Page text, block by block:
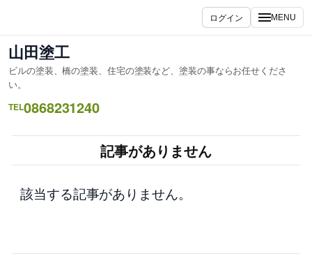
ス
キ
ッ
プ
ログイン MENU
山田塗工
ビルの塗装、橋の塗装、住宅の塗装など、塗装の事ならお任せくださ
い。
TEL0868231240
記事がありません
該当する記事がありません。